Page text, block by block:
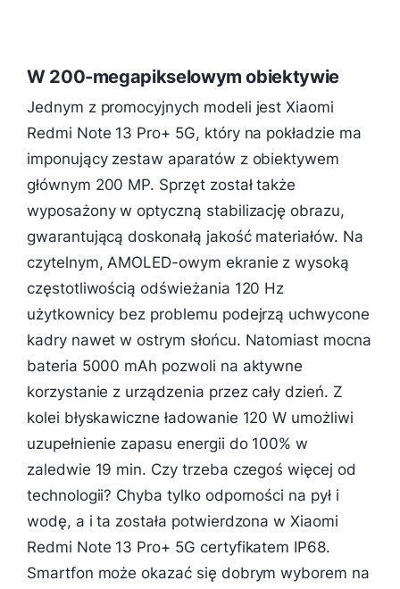
W 200-megapikselowym obiektywie
Jednym z promocyjnych modeli jest Xiaomi
Redmi Note 13 Pro+ 5G, który na pokładzie ma
imponujący zestaw aparatów z obiektywem
głównym 200 MP. Sprzęt został także
wyposażony w optyczną stabilizację obrazu,
gwarantującą doskonałą jakość materiałów. Na
czytelnym, AMOLED-owym ekranie z wysoką
częstotliwością odświeżania 120 Hz
użytkownicy bez problemu podejrzą uchwycone
kadry nawet w ostrym słońcu. Natomiast mocna
bateria 5000 mAh pozwoli na aktywne
korzystanie z urządzenia przez cały dzień. Z
kolei błyskawiczne ładowanie 120 W umożliwi
uzupełnienie zapasu energii do 100% w
zaledwie 19 min. Czy trzeba czegoś więcej od
technologii? Chyba tylko odporności na pył i
wodę, a i ta została potwierdzona w Xiaomi
Redmi Note 13 Pro+ 5G certyfikatem IP68.
Smartfon może okazać się dobrym wyborem na